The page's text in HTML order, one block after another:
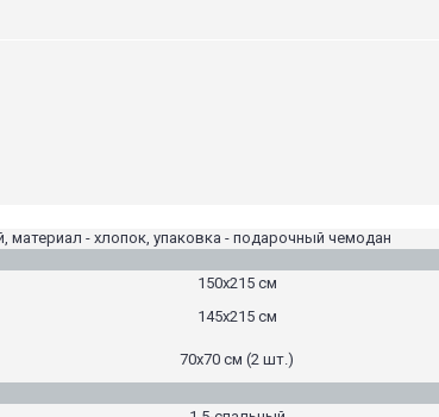
материал - хлопок, упаковка - подарочный чемодан
150х215 см
145х215 см
70х70 см (2 шт.)